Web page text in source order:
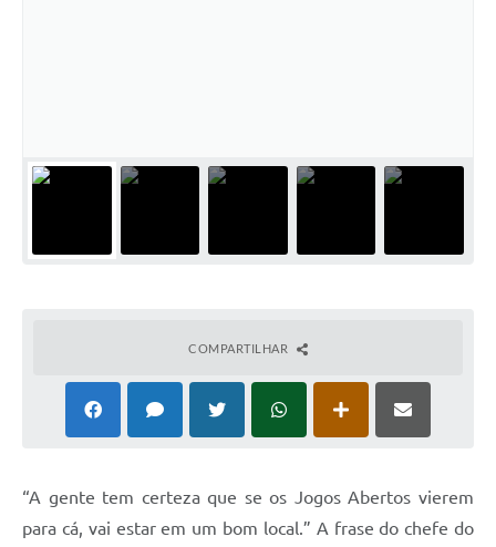
COMPARTILHAR
“A gente tem certeza que se os Jogos Abertos vierem
para cá, vai estar em um bom local.” A frase do chefe do